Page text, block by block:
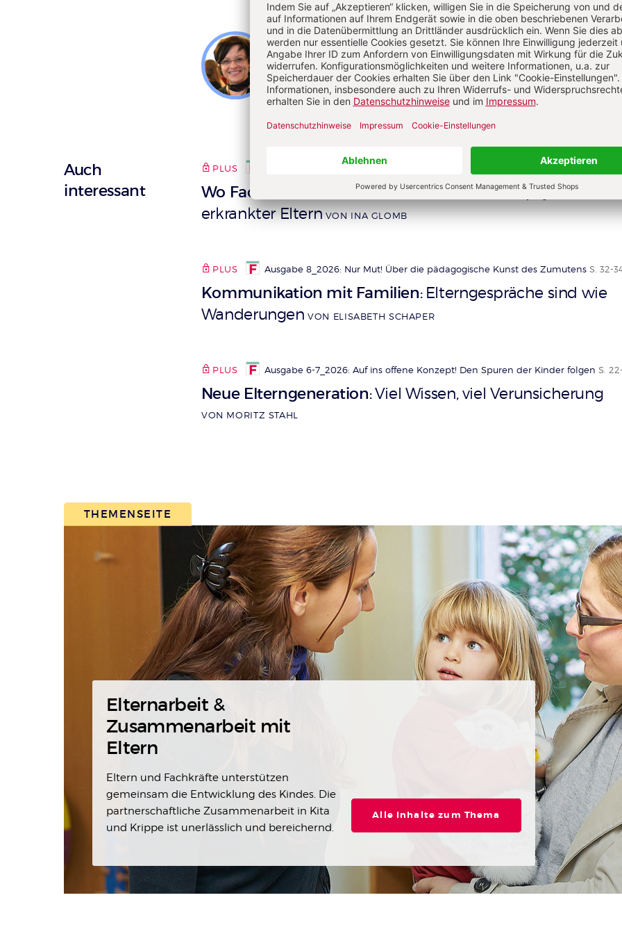
Franziska Schubert-Suffrian
Erzieherin, Heilpädagogin, Diplom-Sozialpädagogin. Mitglied im
von kindergarten heute.
Auch
interessant
PLUS Ausgabe 8_2026: Nur Mut! Über die pädagogische Kunst des Zumutens
Wo Fachkräfte unterstützen können:Kinder psychisch
erkrankter Eltern VON INA GLOMB
PLUS Ausgabe 8_2026: Nur Mut! Über die pädagogische Kunst des Zumutens S. 32-
Kommunikation mit Familien: Elterngespräche sind wie
Wanderungen VON ELISABETH SCHAPER
PLUS Ausgabe 6-7_2026: Auf ins offene Konzept! Den Spuren der Kinder folgen S.
Neue Elterngeneration:Viel Wissen, viel Verunsicherung
VON MORITZ STAHL
THEMENSEITE
Elternarbeit &
Zusammenarbeit mit
Eltern
Eltern und Fachkräfte unterstützen
gemeinsam die Entwicklung des Kindes. Die
partnerschaftliche Zusammenarbeit in Kita
und Krippe ist unerlässlich und bereichernd.
Alle Inhalte zum Thema